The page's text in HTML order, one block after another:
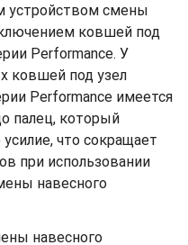
устройством смены
ковшей под
Performance. У
ковшей под узел
Performance имеется
палец, который
что сокращает
при использовании
навесного
навесного